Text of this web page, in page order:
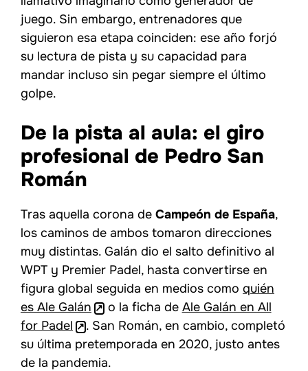
juego. Sin embargo, entrenadores que
siguieron esa etapa coinciden: ese año forjó
su lectura de pista y su capacidad para
mandar incluso sin pegar siempre el último
golpe.
De la pista al aula: el giro
profesional de Pedro San
Román
Tras aquella corona de Campeón de España,
los caminos de ambos tomaron direcciones
muy distintas. Galán dio el salto definitivo al
WPT y Premier Padel, hasta convertirse en
figura global seguida en medios como quién
es Ale Galán
o la ficha de Ale Galán en All
for Padel
. San Román, en cambio, completó
su última pretemporada en 2020, justo antes
de la pandemia.